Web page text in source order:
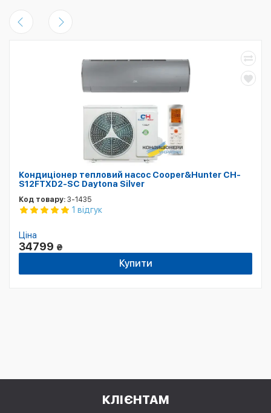
Кондиціонер тепловий насос Cooper&Hunter CH-
S12FTXD2-SC Daytona Silver
Код товару: 3-1435
1 відгук
Ціна
34799 ₴
Купити
КЛІЄНТАМ